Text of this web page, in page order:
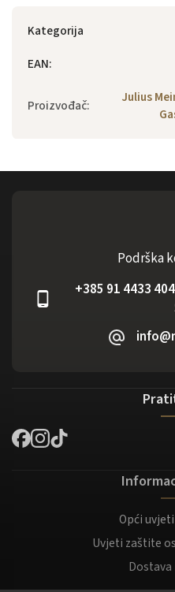
Kategorija
EAN:
Proizvođač:
Julius
Podrška
+385 91 4433
Opći
Uvjeti zaštite